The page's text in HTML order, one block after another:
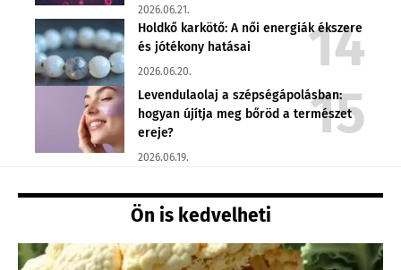
2026.06.21.
Holdkő karkötő: A női energiák ékszere
és jótékony hatásai
2026.06.20.
Levendulaolaj a szépségápolásban:
hogyan újítja meg bőröd a természet
ereje?
2026.06.19.
Ön is kedvelheti